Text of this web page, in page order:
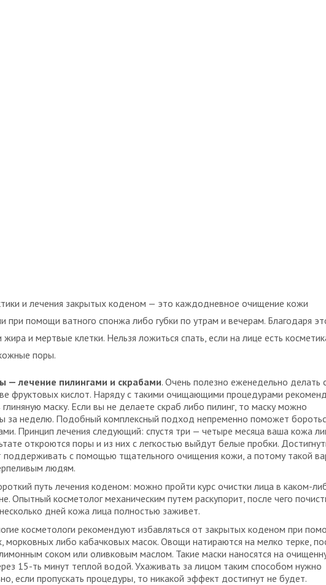
и лечения закрытых коденом — это каждодневное очищение кожи
при помощи ватного спонжа либо губки по утрам и вечерам. Благодаря
жира и мертвые клетки. Нельзя ложиться спать, если на лице есть
поры.
— лечение пилингами и скрабами. Очень полезно еженедельно делать
фруктовых кислот. Наряду с такими очищающими процедурами
маску. Если вы не делаете скраб либо пилинг, то маску можно
за неделю. Подобный комплексный подход непременно поможет
Принцип лечения следующий: спустя три — четыре месяца ваша кожа
откроются поры и из них с легкостью выйдут белые пробки.
с помощью тщательного очищения кожи, а потому такой
людям.
путь лечения коденом: можно пройти курс очистки лица в каком-
Опытный косметолог механическим путем раскупорит, после чего
дней кожа лица полностью заживет.
косметологи рекомендуют избавляться от закрытых коденом при
морковных либо кабачковых масок. Овощи натираются на мелко терке,
соком или оливковым маслом. Такие маски наносятся на
15-ть минут теплой водой. Ухаживать за лицом таким способом нужно
если пропускать процедуры, то никакой эффект достигнут не будет.